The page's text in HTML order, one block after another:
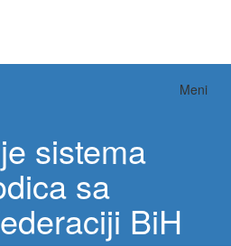
Meni
sistema
sa
BiH